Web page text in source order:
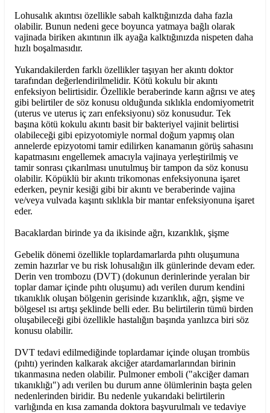
Lohusalık akıntısı özellikle sabah kalktığınızda daha fazla
olabilir. Bunun nedeni gece boyunca yatmaya bağlı olarak
vajinada biriken akıntının ilk ayağa kalktığınızda nispeten daha
hızlı boşalmasıdır.
Yukarıdakilerden farklı özellikler taşıyan her akıntı doktor
tarafından değerlendirilmelidir. Kötü kokulu bir akıntı
enfeksiyon belirtisidir. Özellikle beraberinde karın ağrısı ve ateş
gibi belirtiler de söz konusu olduğunda sıklıkla endomiyometrit
(uterus ve uterus iç zarı enfeksiyonu) söz konusudur. Tek
başına kötü kokulu akıntı basit bir bakteriyel vajinit belirtisi
olabileceği gibi epizyotomiyle normal doğum yapmış olan
annelerde epizyotomi tamir edilirken kanamanın görüş sahasını
kapatmasını engellemek amacıyla vajinaya yerleştirilmiş ve
tamir sonrası çıkarılması unutulmuş bir tampon da söz konusu
olabilir. Köpüklü bir akıntı trikomonas enfeksiyonuna işaret
ederken, peynir kesiği gibi bir akıntı ve beraberinde vajina
ve/veya vulvada kaşıntı sıklıkla bir mantar enfeksiyonuna işaret
eder.
Bacaklardan birinde ya da ikisinde ağrı, kızarıklık, şişme
Gebelik dönemi özellikle toplardamarlarda pıhtı oluşumuna
zemin hazırlar ve bu risk lohusalığın ilk günlerinde devam eder.
Derin ven trombozu (DVT) (dokunun derinlerinde yeralan bir
toplar damar içinde pıhtı oluşumu) adı verilen durum kendini
tıkanıklık oluşan bölgenin gerisinde kızarıklık, ağrı, şişme ve
bölgesel ısı artışı şeklinde belli eder. Bu belirtilerin tümü birden
oluşabileceği gibi özellikle hastalığın başında yanlızca biri söz
konusu olabilir.
DVT tedavi edilmediğinde toplardamar içinde oluşan trombüs
(pıhtı) yerinden kalkarak akciğer atardamarlarından birinin
tıkanmasına neden olabilir. Pulmoner emboli ("akciğer damarı
tıkanıklığı") adı verilen bu durum anne ölümlerinin başta gelen
nedenlerinden biridir. Bu nedenle yukarıdaki belirtilerin
varlığında en kısa zamanda doktora başvurulmalı ve tedaviye